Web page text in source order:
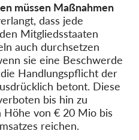
müssen Maßnahmen
dass jede
Mitgliedsstaaten
auch durchsetzen
sie eine Beschwerde
Handlungspflicht der
betont. Diese
bis hin zu
von € 20 Mio bis
reichen.